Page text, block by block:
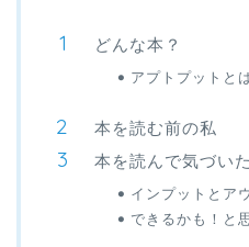
どんな本？
アプトプットと
本を読む前の私
本を読んで気づい
インプットとア
できるかも！と